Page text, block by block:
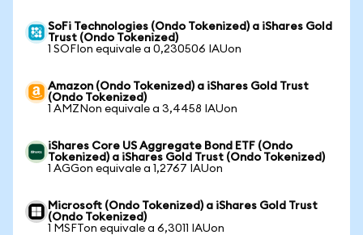
SoFi Technologies (Ondo Tokenized) a iShares Gold
Trust (Ondo Tokenized)
1 SOFIon equivale a 0,230506 IAUon
Amazon (Ondo Tokenized) a iShares Gold Trust
(Ondo Tokenized)
1 AMZNon equivale a 3,4458 IAUon
iShares Core US Aggregate Bond ETF (Ondo
Tokenized) a iShares Gold Trust (Ondo Tokenized)
1 AGGon equivale a 1,2767 IAUon
Microsoft (Ondo Tokenized) a iShares Gold Trust
(Ondo Tokenized)
1 MSFTon equivale a 6,3011 IAUon